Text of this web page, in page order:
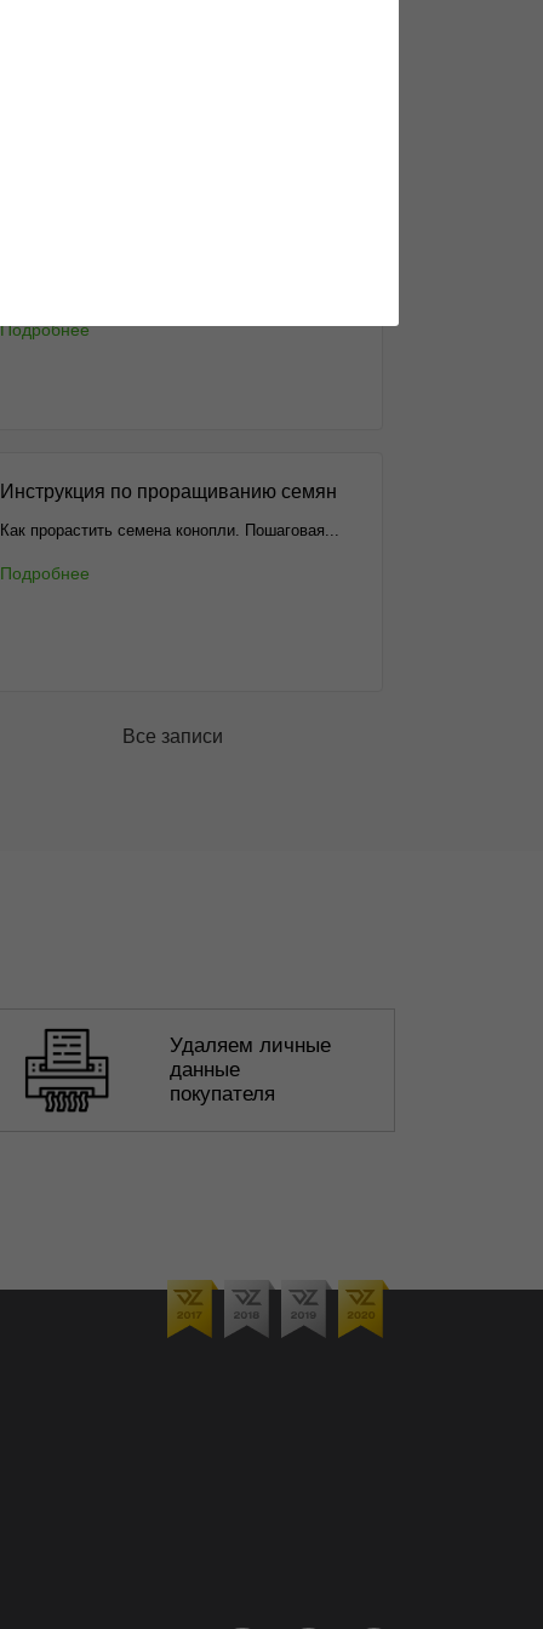
Подробнее
Инструкция по проращиванию семян
Как прорастить семена конопли. Пошаговая...
Подробнее
Все записи
Удаляем личные
данные
покупателя